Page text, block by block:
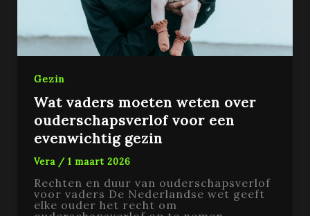
Gezin
Wat vaders moeten weten over
ouderschapsverlof voor een
evenwichtig gezin
Vera / 1 maart 2026
Rechten en duur van ouderschapsverlof
voor vaders De Nederlandse wet geeft
elke ouder het recht om